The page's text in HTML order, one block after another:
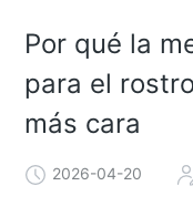
Por qué la
para el
más cara
2026-04-20